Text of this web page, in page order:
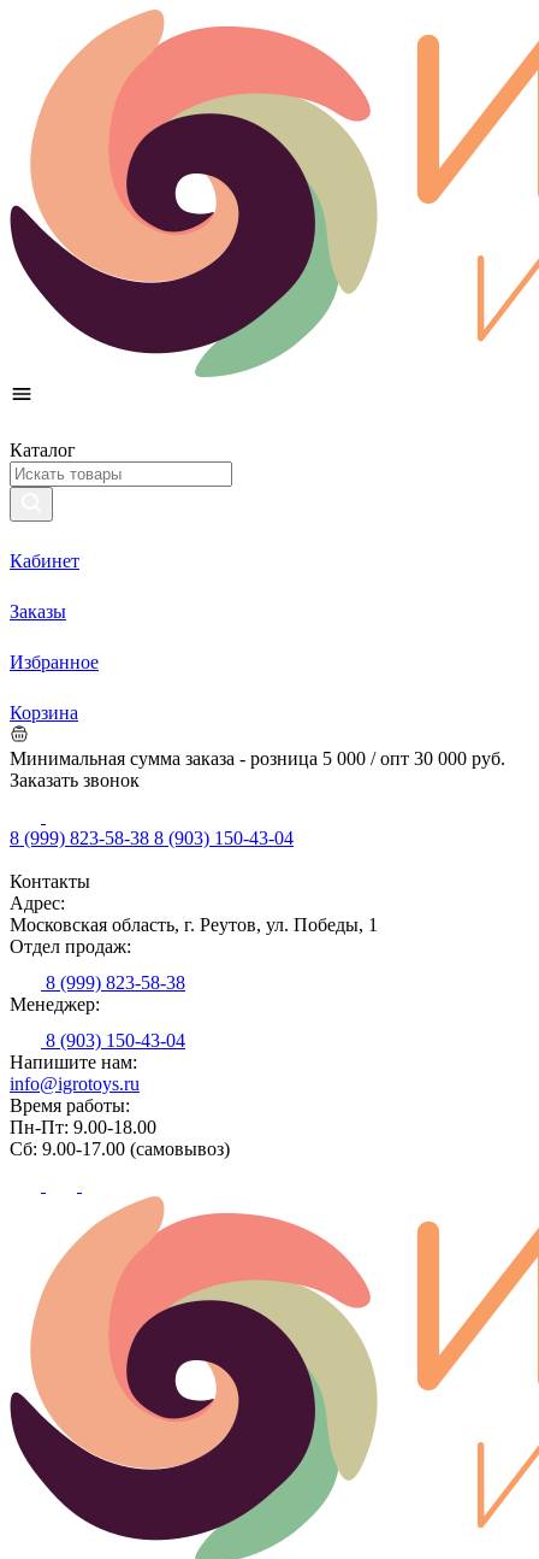
Каталог
Кабинет
Заказы
Избранное
Корзина
Минимальная сумма заказа - розница 5 000 / опт 30 000 руб.
Заказать звонок
8 (999) 823-58-38 8 (903) 150-43-04
Контакты
Адрес:
Московская область, г. Реутов, ул. Победы, 1
Отдел продаж:
8 (999) 823-58-38
Менеджер:
8 (903) 150-43-04
Напишите нам:
info@igrotoys.ru
Время работы:
Пн-Пт: 9.00-18.00
Сб: 9.00-17.00 (самовывоз)